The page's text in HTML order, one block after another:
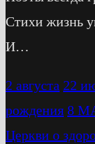
Стихи жизнь
И…
2 августа 22
рождения 8
Церкви о